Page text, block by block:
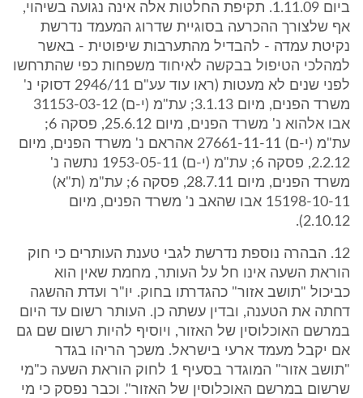
ביום 1.11.09. תקיפת החלטות אלה אינה נגועה בשיהוי,
אף שלצורך ההכרעה בסוגיית שדרוג המעמד נדרשת
נקיטת עמדה - להבדיל מהתערבות שיפוטית - באשר
למהלכי הטיפול בבקשה לאיחוד משפחות כפי שהתרחשו
לפני שנים לא מעטות (ראו עוד עע"ם 2946/11 דסוקי נ'
משרד הפנים, מיום 3.1.13; עת"מ (י-ם) 31153-03-12
אבו אלהוא נ' משרד הפנים, מיום 25.6.12, פסקה 6;
עת"מ (י-ם) 27661-11-11 אהראם נ' משרד הפנים, מיום
2.2.12, פסקה 6; עת"מ (י-ם) 1953-05-11 נתשה נ'
משרד הפנים, מיום 28.7.11, פסקה 6; עת"מ (ת"א)
15198-10-11 אבו שהאב נ' משרד הפנים, מיום
2.10.12).
12. הבהרה נוספת נדרשת לגבי טענת העותרים כי חוק
הוראת השעה אינו חל על העותר, מחמת שאין הוא
כביכול "תושב אזור" כהגדרתו בחוק. יו"ר ועדת ההשגה
דחתה את הטענה, ובדין עשתה כן. העותר רשום עד היום
במרשם האוכלוסין של האזור, ויוסיף להיות רשום שם גם
אם יקבל מעמד ארעי בישראל. משכך הריהו בגדר
"תושב אזור" המוגדר בסעיף 1 לחוק הוראת השעה כ"מי
שרשום במרשם האוכלוסין של האזור". וכבר נפסק כי מי